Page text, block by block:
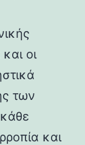
οι
των
και